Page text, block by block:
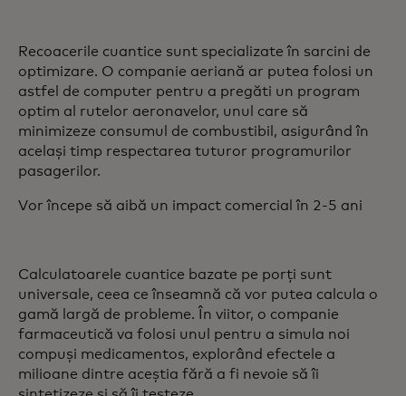
Recoacerile cuantice sunt specializate în sarcini de
optimizare. O companie aeriană ar putea folosi un
astfel de computer pentru a pregăti un program
optim al rutelor aeronavelor, unul care să
minimizeze consumul de combustibil, asigurând în
același timp respectarea tuturor programurilor
pasagerilor.
Vor începe să aibă un impact comercial în 2-5 ani
Calculatoarele cuantice bazate pe porți sunt
universale, ceea ce înseamnă că vor putea calcula o
gamă largă de probleme. În viitor, o companie
farmaceutică va folosi unul pentru a simula noi
compuși medicamentos, explorând efectele a
milioane dintre aceștia fără a fi nevoie să îi